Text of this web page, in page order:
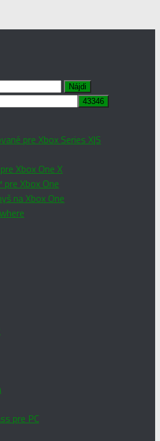
pre Xbox Series X|S
Xbox One X
Xbox One
na Xbox One
pre PC